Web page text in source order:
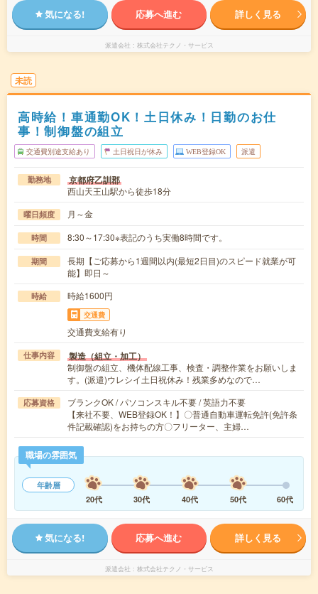
気になる! 応募へ進む 詳しく見る
派遣会社 株式会社テクノ・サービス
未読
高時給！車通勤OK！土日休み！日勤のお仕
事！制御盤の組立
交通費別途支給あり 土日祝日が休み WEB登録OK 派遣
勤務地 京都府乙訓郡
西山天王山駅から徒歩18分
曜日頻度 月～金
時間 8:30～17:30※表記のうち実働8時間です。
期間
長期【ご応募から1週間以内(最短2日目)のスピード就業が可
能】即日～
時給 時給1600円
交通費
交通費支給有り
仕事内容 製造（組立・加工）
制御盤の組立、機体配線工事、検査・調整作業をお願いしま
す。(派遣)ウレシイ土日祝休み！残業多めなので…
応募資格
ブランクOK / パソコンスキル不要 / 英語力不要
【来社不要、WEB登録OK！】〇普通自動車運転免許(免許条
件記載確認)をお持ちの方〇フリーター、主婦…
職場の雰囲気
年齢層
20代
30代 40代 50代 60代
気になる! 応募へ進む 詳しく見る
派遣会社 株式会社テクノ・サービス